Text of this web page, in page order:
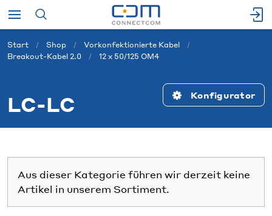
Start Shop
Vorkonfektionierte Kabel
Breakout-Kabel 2.0
12 x 50/125 OM4
LC-LC Konfigurator
Aus dieser Kategorie führen wir derzeit keine
Artikel in unserem Sortiment.